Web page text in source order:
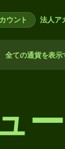
ウント 法人ア
全ての通貨を表示